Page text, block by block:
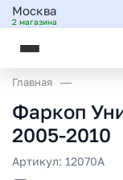
Москва
2 магазина
Главная
Фаркоп
2005-2010
Артикул: 12070A